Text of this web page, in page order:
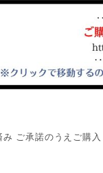
み ご承諾のうえご購入